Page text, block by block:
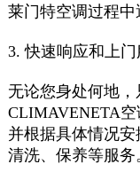
莱门特空调过程中
3. 快速响应和上门
无论您身处何地，
CLIMAVENETA空
并根据具体情况安
清洗、保养等服务